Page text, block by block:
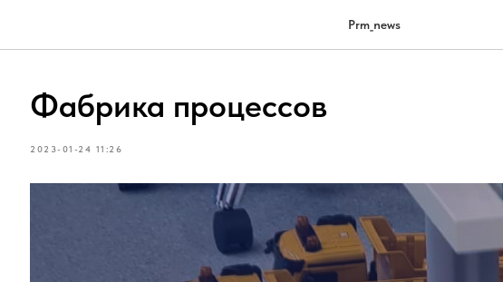
Prm_news
Фабрика процессов
2023-01-24 11:26